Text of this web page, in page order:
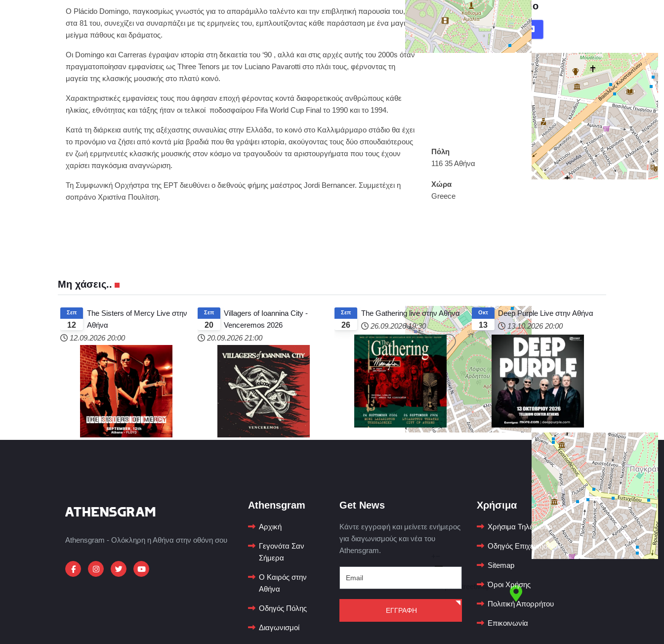
Ο Plácido Domingo, παγκοσμίως γνωστός για το απαράμιλλο ταλέντο και την επιβλητική παρουσία του,
στα 81 του, συνεχίζει να συναρπάζει με τις ερμηνείες του, εμπλουτίζοντας κάθε παράσταση με ένα μαγικό
μείγμα πάθους και δράματος.
Οι Domingo και Carreras έγραψαν ιστορία στη δεκαετία του ‘90 , αλλά και στις αρχές αυτής του 2000s όταν
πραγματοποίησαν εμφανίσεις ως Three Tenors με τον Luciano Pavarotti στο πλάι τους, φέρνοντας τη
μαγεία της κλασικής μουσικής στο πλατύ κοινό.
Χαρακτηριστικές εμφανίσεις τους που άφησαν εποχή φέροντας κοντά διαφορετικούς ανθρώπους κάθε
ηλικίας, εθνότητας και τάξης ήταν οι τελικοί ποδοσφαίρου Fifa World Cup Final το 1990 και το 1994.
Κατά τη διάρκεια αυτής της αξέχαστης συναυλίας στην Ελλάδα, το κοινό στο Καλλιμάρμαρο στάδιο θα έχει
το προνόμιο να ζήσει από κοντά μία βραδιά που θα γράψει ιστορία, ακούγοντας τους δύο σπουδαιότερους
εν ζωή ερμηνευτές κλασικής μουσικής στον κόσμο να τραγουδούν τα αριστουργήματα που τους έχουν
χαρίσει παγκόσμια αναγνώριση.
Τη Συμφωνική Ορχήστρα της ΕΡΤ διευθύνει ο διεθνούς φήμης μαέστρος Jordi Bernancer. Συμμετέχει η
σοπράνο Χριστίνα Πουλίτση.
Παναθηναϊκό Στάδιο
Χάρτης Οδηγίες
© OpenStreetMap
Πόλη
116 35 Αθήνα
Χώρα
Greece
Μη χάσεις..
12
Σεπ
The Sisters of Mercy Live στην
Αθήνα
12.09.2026 20:00
20
Σεπ
Villagers of Ioannina City -
Venceremos 2026
20.09.2026 21:00
26
Σεπ
The Gathering live στην Αθήνα
26.09.2026 19:30 13
Οκτ
Deep Purple Live στην Αθήνα
13.10.2026 20:00
Athensgram - Ολόκληρη η Αθήνα στην οθόνη σου
Athensgram
Αρχική
Γεγονότα Σαν
Σήμερα
Ο Καιρός στην
Αθήνα
Οδηγός Πόλης
Διαγωνισμοί
Get News
Κάντε εγγραφή και μείνετε ενήμερος
για διαγωνισμούς και νέα του
Athensgram.
ΕΓΓΡΑΦΗ
Χρήσιμα
Χρήσιμα Τηλέφωνα
Οδηγός Επιχειρήσεων
Sitemap
Όροι Χρήσης
Πολιτική Απορρήτου
Επικοινωνία